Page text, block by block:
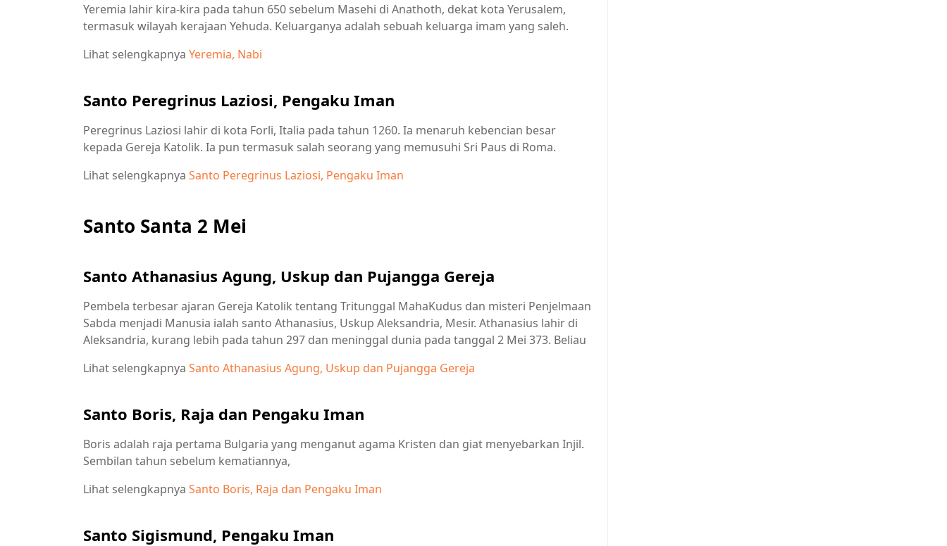
Yeremia lahir kira-kira pada tahun 650 sebelum Masehi di Anathoth, dekat kota Yerusalem,
termasuk wilayah kerajaan Yehuda. Keluarganya adalah sebuah keluarga imam yang saleh.
Lihat selengkapnya Yeremia, Nabi
Santo Peregrinus Laziosi, Pengaku Iman
Peregrinus Laziosi lahir di kota Forli, Italia pada tahun 1260. Ia menaruh kebencian besar
kepada Gereja Katolik. Ia pun termasuk salah seorang yang memusuhi Sri Paus di Roma.
Lihat selengkapnya Santo Peregrinus Laziosi, Pengaku Iman
Santo Santa 2 Mei
Santo Athanasius Agung, Uskup dan Pujangga Gereja
Pembela terbesar ajaran Gereja Katolik tentang Tritunggal MahaKudus dan misteri Penjelmaan
Sabda menjadi Manusia ialah santo Athanasius, Uskup Aleksandria, Mesir. Athanasius lahir di
Aleksandria, kurang lebih pada tahun 297 dan meninggal dunia pada tanggal 2 Mei 373. Beliau
Lihat selengkapnya Santo Athanasius Agung, Uskup dan Pujangga Gereja
Santo Boris, Raja dan Pengaku Iman
Boris adalah raja pertama Bulgaria yang menganut agama Kristen dan giat menyebarkan Injil.
Sembilan tahun sebelum kematiannya,
Lihat selengkapnya Santo Boris, Raja dan Pengaku Iman
Santo Sigismund, Pengaku Iman